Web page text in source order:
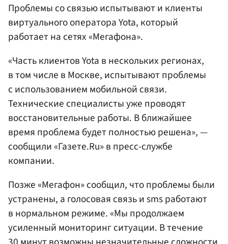
Проблемы со связью испытывают и клиенты
виртуального оператора Yota, который
работает на сетях «Мегафона».
«Часть клиентов Yota в нескольких регионах,
в том числе в Москве, испытывают проблемы
с использованием мобильной связи.
Технические специалисты уже проводят
восстановительные работы. В ближайшее
время проблема будет полностью решена», —
сообщили «Газете.Ru» в пресс-службе
компании.
Позже «Мегафон» сообщил, что проблемы были
устранены, а голосовая связь и sms работают
в нормальном режиме. «Мы продолжаем
усиленный мониторинг ситуации. В течение